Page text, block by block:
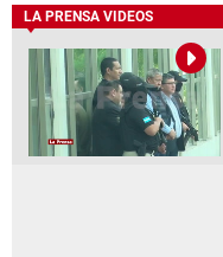
LA PRENSA VIDEOS